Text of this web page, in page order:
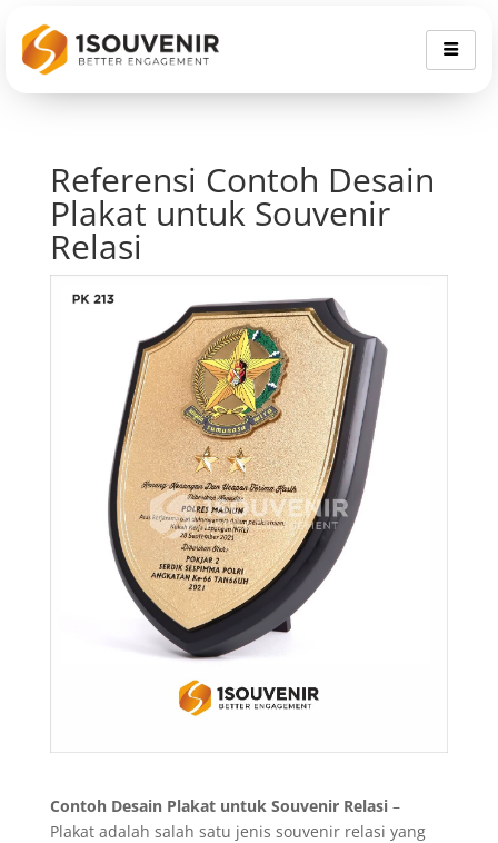
Referensi Contoh Desain
Plakat untuk Souvenir
Relasi
Contoh Desain Plakat untuk Souvenir Relasi–
Plakat adalah salah satu jenis souvenir relasi yang